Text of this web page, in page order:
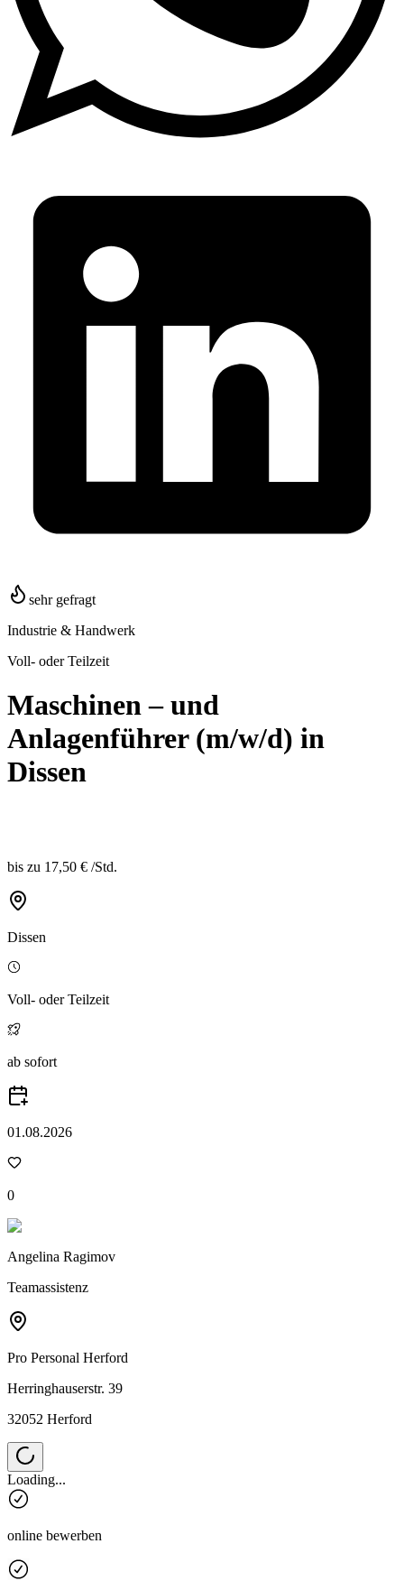
sehr gefragt
Industrie & Handwerk
Voll- oder Teilzeit
Maschinen – und
Anlagenführer (m/w/d) in
Dissen
bis zu 17,50 € /Std.
Dissen
Voll- oder Teilzeit
ab sofort
01.08.2026
0
Angelina Ragimov
Teamassistenz
Pro Personal Herford
Herringhauserstr. 39
32052 Herford
Loading...
online bewerben